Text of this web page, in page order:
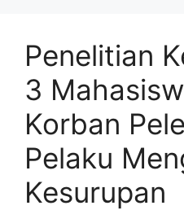
Penelitian
3
Korban
Pelaku
Kesurupan